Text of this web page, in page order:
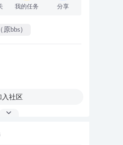
我的任务 分享
bbs）
入社区